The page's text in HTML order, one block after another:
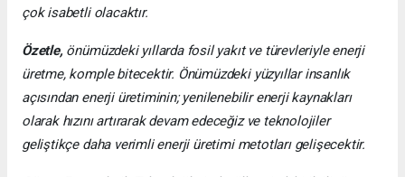
çok isabetli olacaktır.
Özetle,önümüzdeki yıllarda fosil yakıt ve türevleriyle enerji
üretme, komple bitecektir. Önümüzdeki yüzyıllar insanlık
açısından enerji üretiminin; yenilenebilir enerji kaynakları
olarak hızını artırarak devam edeceğiz ve teknolojiler
geliştikçe daha verimli enerji üretimi metotları gelişecektir.